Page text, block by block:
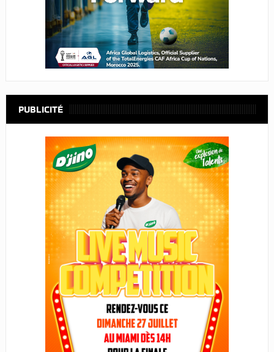
PUBLICITÉ